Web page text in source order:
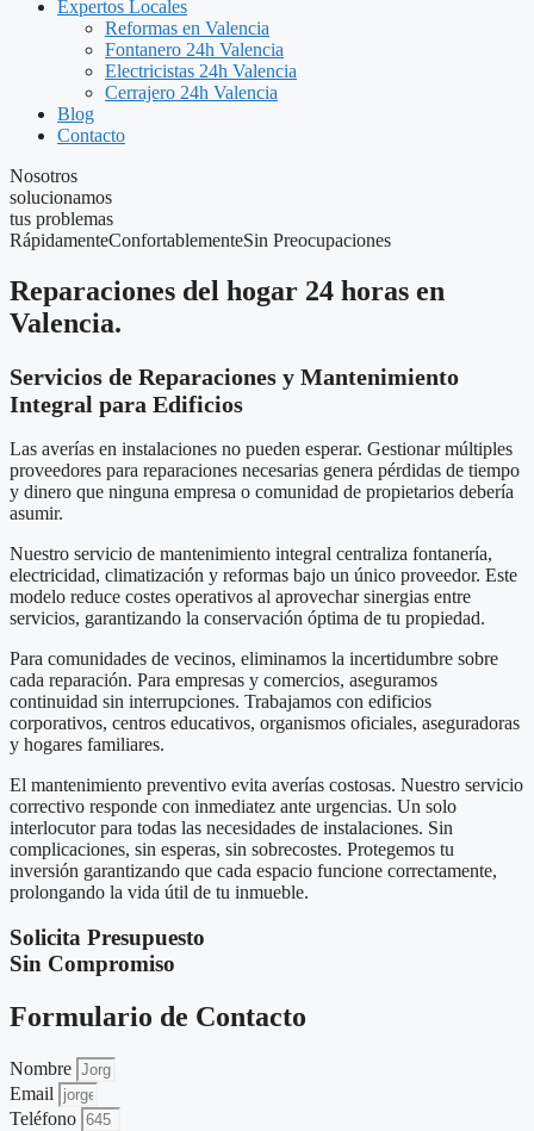
Expertos Locales
Reformas en Valencia
Fontanero 24h Valencia
Electricistas 24h Valencia
Cerrajero 24h Valencia
Blog
Contacto
Nosotros
solucionamos
tus problemas
RápidamenteConfortablementeSin Preocupaciones
Reparaciones del hogar 24 horas en
Valencia.
Servicios de Reparaciones y Mantenimiento
Integral para Edificios
Las averías en instalaciones no pueden esperar. Gestionar múltiples
proveedores para reparaciones necesarias genera pérdidas de tiempo
y dinero que ninguna empresa o comunidad de propietarios debería
asumir.
Nuestro servicio de mantenimiento integral centraliza fontanería,
electricidad, climatización y reformas bajo un único proveedor. Este
modelo reduce costes operativos al aprovechar sinergias entre
servicios, garantizando la conservación óptima de tu propiedad.
Para comunidades de vecinos, eliminamos la incertidumbre sobre
cada reparación. Para empresas y comercios, aseguramos
continuidad sin interrupciones. Trabajamos con edificios
corporativos, centros educativos, organismos oficiales, aseguradoras
y hogares familiares.
El mantenimiento preventivo evita averías costosas. Nuestro servicio
correctivo responde con inmediatez ante urgencias. Un solo
interlocutor para todas las necesidades de instalaciones. Sin
complicaciones, sin esperas, sin sobrecostes. Protegemos tu
inversión garantizando que cada espacio funcione correctamente,
prolongando la vida útil de tu inmueble.
Solicita Presupuesto
Sin Compromiso
Formulario de Contacto
Nombre
Email
Teléfono